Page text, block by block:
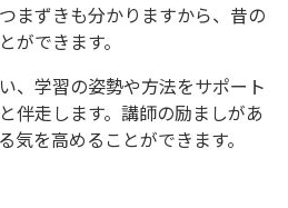
まずきも分かりますから、昔の
ができます。
、学習の姿勢や方法をサポート
伴走します。講師の励ましがあ
気を高めることができます。